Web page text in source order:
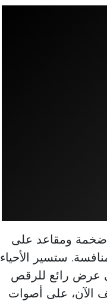
ضخمة ومقاعد على
ستسير الأحياء
عرض رائع للرقص
الآن، على أصوات